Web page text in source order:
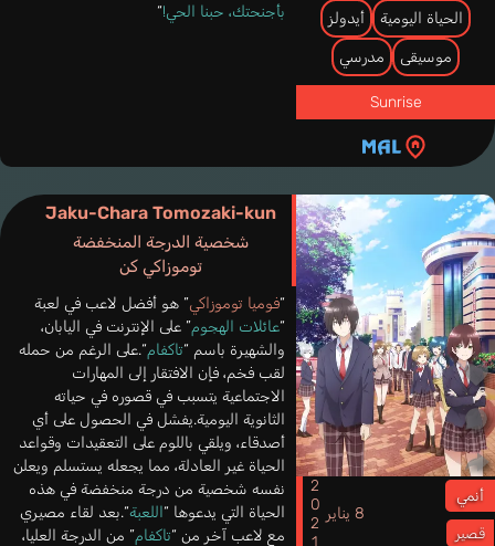
الحياة اليومية أيدولز
موسيقى مدرسي
Sunrise
بأجنحتك، حبنا الحي!“
Jaku-Chara Tomozaki-kun
شخصية الدرجة المنخفضة
توموزاكي كن
أنمي
قصير
8 يناير 2021
“فوميا توموزاكي” هو أفضل لاعب في لعبة
“عائلات الهجوم” على الإنترنت في اليابان،
والشهيرة باسم “تاكفام“.على الرغم من حمله
لقب فخم، فإن الافتقار إلى المهارات
الاجتماعية يتسبب في قصوره في حياته
الثانوية اليومية.يفشل في الحصول على أي
أصدقاء، ويلقي باللوم على التعقيدات وقواعد
الحياة غير العادلة، مما يجعله يستسلم ويعلن
نفسه شخصية من درجة منخفضة في هذه
الحياة التي يدعوها “اللعبة“.بعد لقاء مصيري
مع لاعب آخر من “تاكفام” من الدرجة العليا،